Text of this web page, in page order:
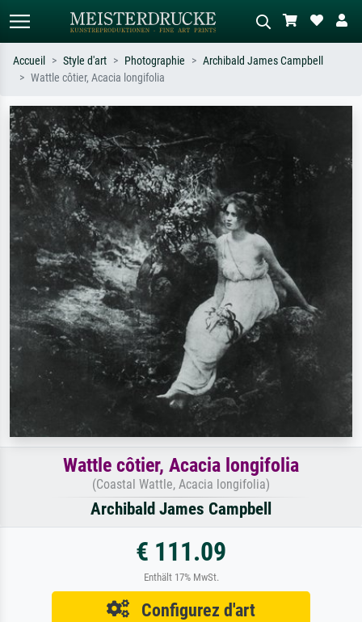
Recherchez par artiste, titre ou style –
ex. Monet, Nuit étoilée,
impressionnisme, vague de Hokusai,
nu.
abstrait avec beaucoup de rouge,
tableau sombre, nu debout près d'un
Accueil Style d'art Photographie
Archibald James Campbell
Wattle côtier, Acacia longifolia
Wattle côtier, Acacia longifolia
(Coastal Wattle, Acacia longifolia)
Archibald James Campbell
€ 111.09
Enthält 17% MwSt.
Configurez d'art